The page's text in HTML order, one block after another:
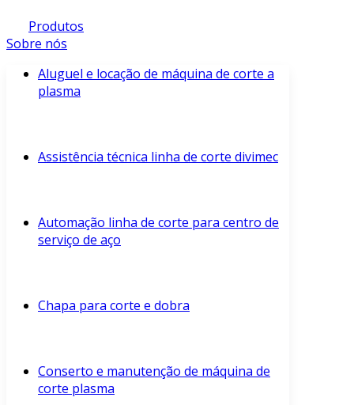
Produtos
Sobre nós
Aluguel e locação de máquina de corte a
plasma
Assistência técnica linha de corte divimec
Automação linha de corte para centro de
serviço de aço
Chapa para corte e dobra
Conserto e manutenção de máquina de
corte plasma